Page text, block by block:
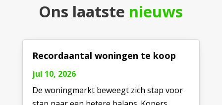
Ons laatste nieuws
Recordaantal woningen te koop
jul 10, 2026
De woningmarkt beweegt zich stap voor